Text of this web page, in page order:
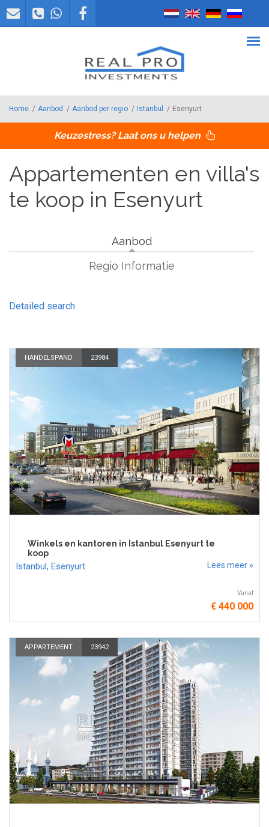
Overslaan en naar de inhoud gaan
Home / Aanbod / Aanbod per regio / Istanbul / Esenyurt
Keuzestress? Laat ons u helpen
Appartementen en villa's
te koop in Esenyurt
Aanbod
Regio Informatie
Detailed search
HANDELSPAND 23984
Winkels en kantoren in Istanbul Esenyurt te
koop
Istanbul, Esenyurt Lees meer »
Vanaf
€ 440 000
APPARTEMENT 23942